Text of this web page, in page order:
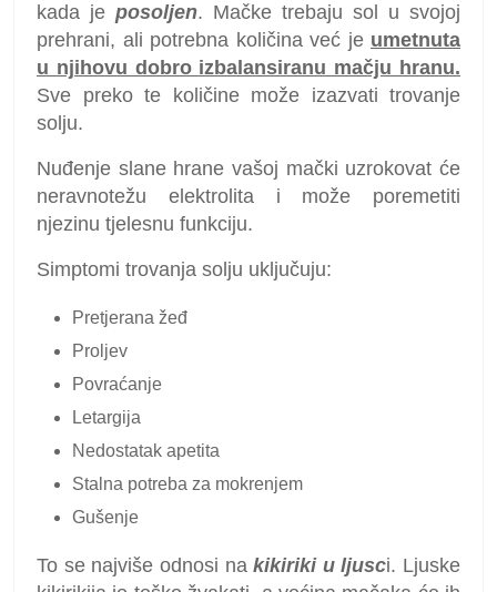
kada je posoljen. Mačke trebaju sol u svojoj
prehrani, ali potrebna količina već je umetnuta
u njihovu dobro izbalansiranu mačju hranu.
Sve preko te količine može izazvati trovanje
solju.
Nuđenje slane hrane vašoj mački uzrokovat će
neravnotežu elektrolita i može poremetiti
njezinu tjelesnu funkciju.
Simptomi trovanja solju uključuju:
Pretjerana žeđ
Proljev
Povraćanje
Letargija
Nedostatak apetita
Stalna potreba za mokrenjem
Gušenje
To se najviše odnosi nakikiriki u ljusci. Ljuske